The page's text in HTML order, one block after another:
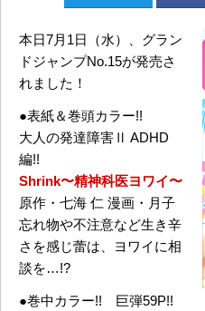
本日7月1日（水）、グラン
ドジャンプNo.15が発売さ
れました！
●表紙＆巻頭カラー!!
大人の発達障害Ⅱ ADHD
編!!
Shrink〜精神科医ヨワイ〜
原作・七海 仁 漫画・月子
忘れ物や不注意など生き辛
さを感じ蕾は、ヨワイに相
談を…!?
●巻中カラー!! 巨弾59P!!